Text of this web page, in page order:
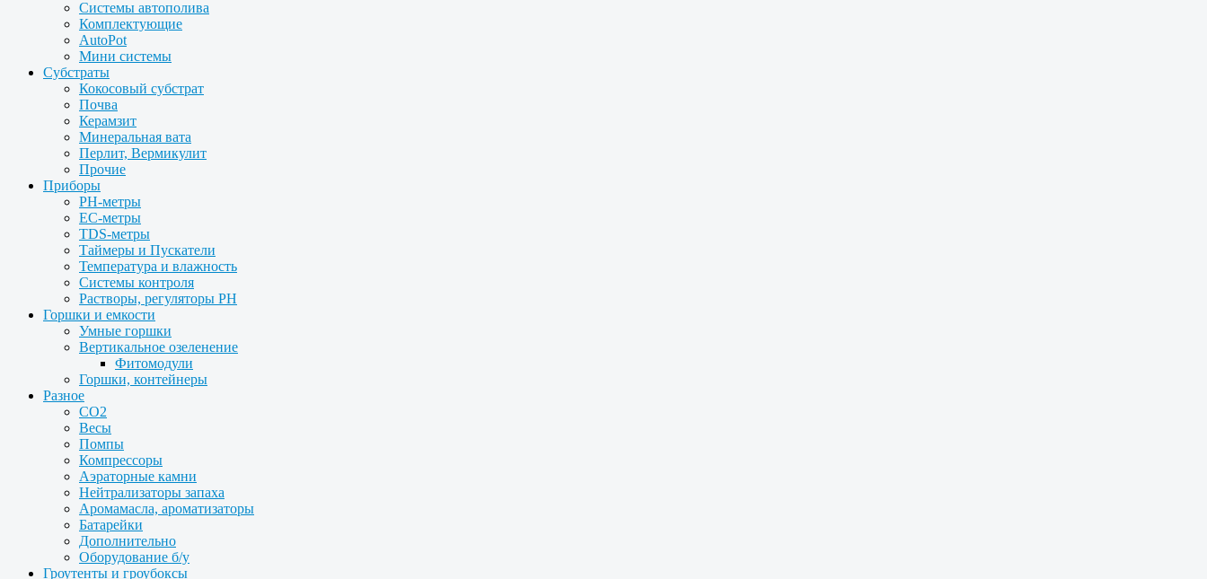
Системы автополива
Комплектующие
AutoPot
Мини системы
Субстраты
Кокосовый субстрат
Почва
Керамзит
Минеральная вата
Перлит, Вермикулит
Прочие
Приборы
PH-метры
EC-метры
TDS-метры
Таймеры и Пускатели
Температура и влажность
Системы контроля
Растворы, регуляторы PH
Горшки и емкости
Умные горшки
Вертикальное озеленение
Фитомодули
Горшки, контейнеры
Разное
CO2
Весы
Помпы
Компрессоры
Аэраторные камни
Нейтрализаторы запаха
Аромамасла, ароматизаторы
Батарейки
Дополнительно
Оборудование б/у
Гроутенты и гроубоксы